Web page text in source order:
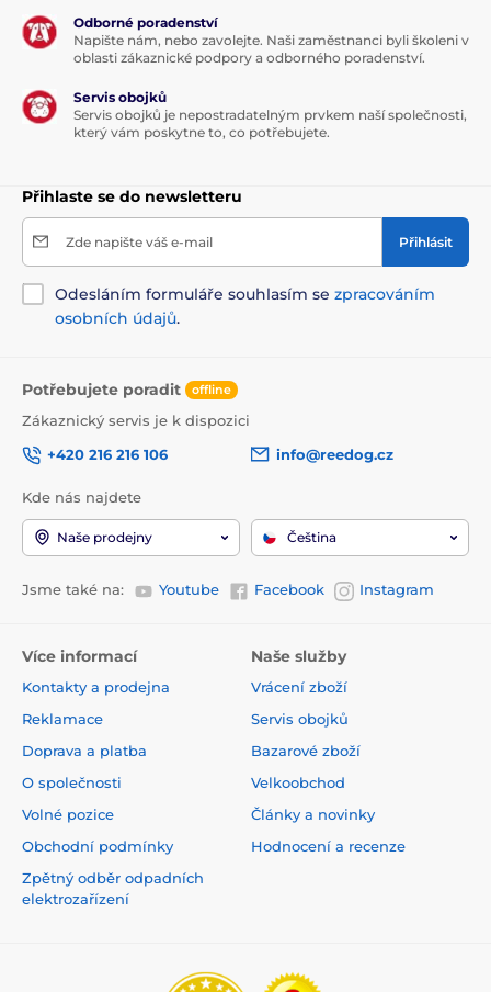
Odborné poradenství
Napište nám, nebo zavolejte. Naši zaměstnanci byli školeni v
oblasti zákaznické podpory a odborného poradenství.
Servis obojků
Servis obojků je nepostradatelným prvkem naší společnosti,
který vám poskytne to, co potřebujete.
Přihlaste se do newsletteru
Zde napište váš e-mail Přihlásit
Odesláním formuláře souhlasím se zpracováním
osobních údajů.
Potřebujete poradit offline
Zákaznický servis je k dispozici
+420 216 216 106
info@reedog.cz
Kde nás najdete
Naše prodejny Čeština
Jsme také na: Youtube Facebook Instagram
Více informací
Kontakty a prodejna
Reklamace
Doprava a platba
O společnosti
Volné pozice
Obchodní podmínky
Zpětný odběr odpadních
elektrozařízení
Naše služby
Vrácení zboží
Servis obojků
Bazarové zboží
Velkoobchod
Články a novinky
Hodnocení a recenze